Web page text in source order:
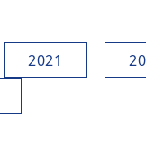
2021